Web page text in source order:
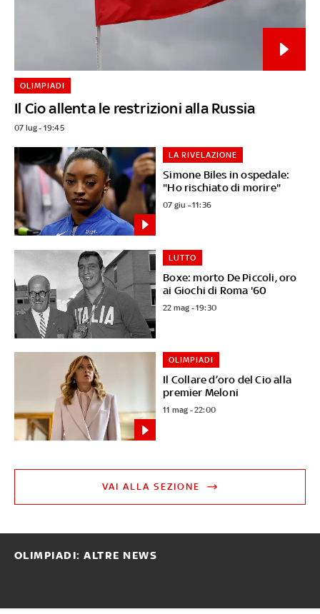
Il Cio allenta le restrizioni alla Russia
OLIMPIADI
07 lug - 19:45
Simone Biles in ospedale:
"Ho rischiato di morire"
LA RIVELAZIONE
07 giu - 11:36
Boxe: morto De Piccoli, oro
ai Giochi di Roma '60
LUTTO
22 mag - 19:30
Il Collare d’oro del Cio alla
premier Meloni
OLIMPIADI
11 mag - 22:00
VAI ALLA SEZIONE
OLIMPIADI: ALTRE NEWS